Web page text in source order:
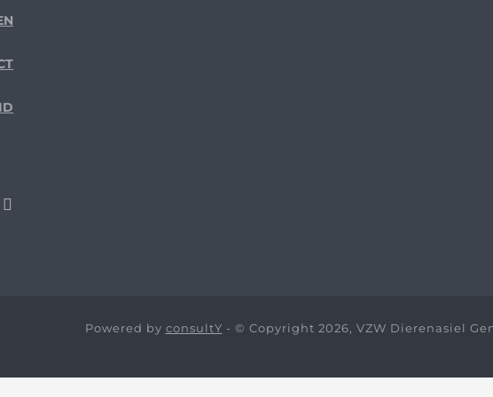
Powered by consultY - © Copyright 2026, VZW Dierenasiel